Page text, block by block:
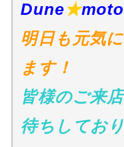
Dune★moto
明日も元気
ます！
皆様のご来
待ちしてお